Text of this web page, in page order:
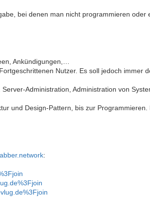
bei denen man nicht programmieren oder
Ankündigungen,…
Nutzer. Es soll jedoch immer
Administration, Administration von
und Design-Pattern, bis zur Programmieren.
: